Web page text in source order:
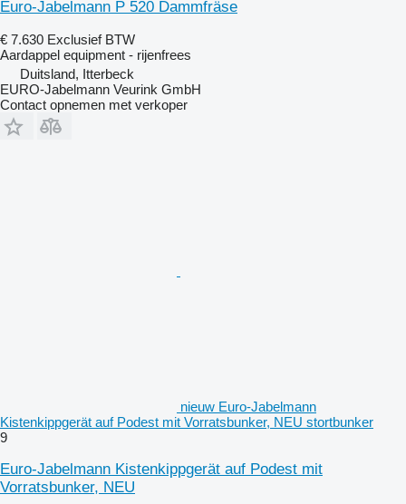
Euro-Jabelmann P 520 Dammfräse
€ 7.630 Exclusief BTW
Aardappel equipment - rijenfrees
Duitsland, Itterbeck
EURO-Jabelmann Veurink GmbH
Contact opnemen met verkoper
nieuw Euro-Jabelmann
Kistenkippgerät auf Podest mit Vorratsbunker, NEU stortbunker
9
Euro-Jabelmann Kistenkippgerät auf Podest mit
Vorratsbunker, NEU